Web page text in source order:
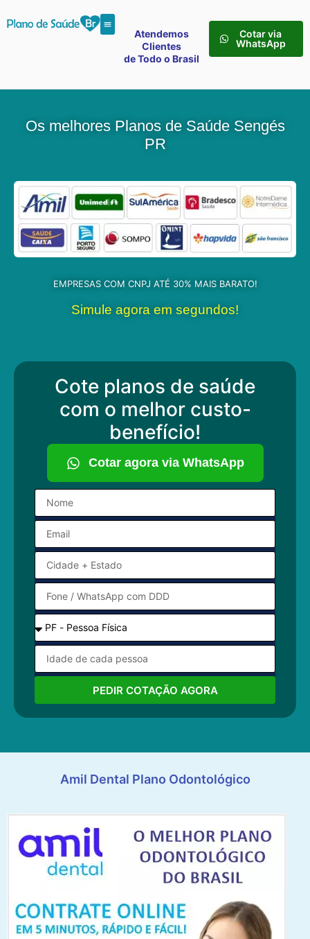
Atendemos
Clientes
de Todo o Brasil
Cotar via
WhatsApp
Os melhores Planos de Saúde Sengés
PR
EMPRESAS COM CNPJ ATÉ 30% MAIS BARATO!
Simule agora em segundos!
Cote planos de saúde
com o melhor custo-
benefício!
Cotar agora via WhatsApp
PEDIR COTAÇÃO AGORA
Amil Dental Plano Odontológico